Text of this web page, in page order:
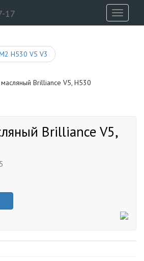
17
Toggle
H530 V5 V3
Brilliance V5,